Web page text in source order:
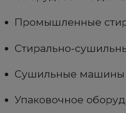
Промышленные
Стирально-
Сушильные машины
Упаковочное